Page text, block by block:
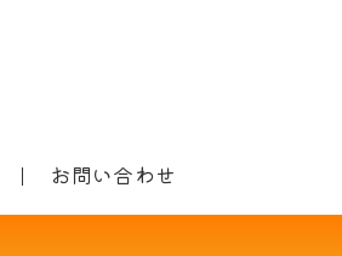
お問い合わせ